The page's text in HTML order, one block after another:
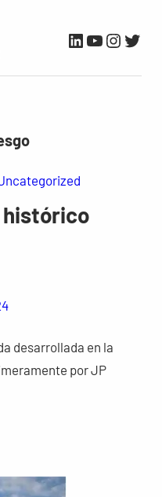
LinkedIn
YouTube
histórico
desarrollada en la
por JP